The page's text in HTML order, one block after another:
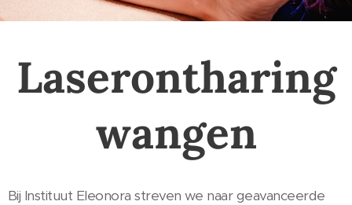
Laserontharing
wangen
Bij Instituut Eleonora streven we naar geavanceerde